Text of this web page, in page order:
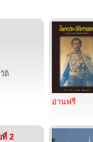
ติ
อ่านฟรี
ที่ 2